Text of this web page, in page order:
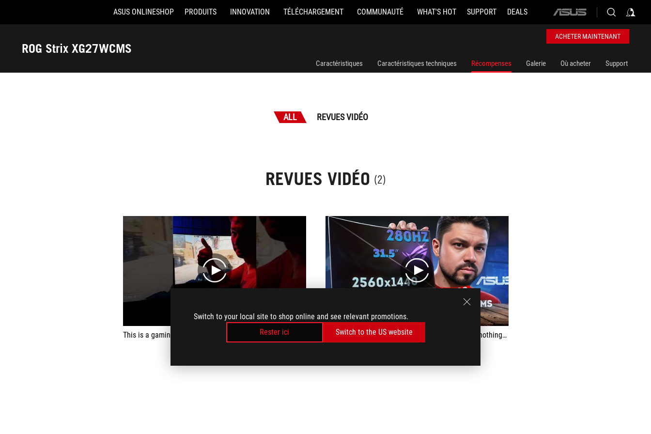
Switch to your local site to shop online and see relevant promotions.
Rester ici
Switch to the US website
Accessibility links
ASUS ONLINESHOP PRODUITS INNOVATION TÉLÉCHARGEMENT COMMUNAUTÉ WHAT'S HOT SUPPORT DEALS
ASUS
logo
ROG Strix XG27WCMS
ACHETER MAINTENANT
Caractéristiques Caractéristiques techniques Récompenses Galerie Où acheter Support
ALL REVUES VIDÉO
REVUES VIDÉO (2)
play
This is a gaming monitor that even I want for myself
play
I really liked this monitor, there are no rgb chips, nothing superfluous, everything you need and most importantly, it's all very high quality and works right out of the box